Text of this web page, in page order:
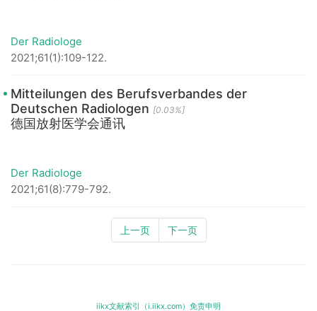
Der Radiologe
2021;61(1):109-122.
Mitteilungen des Berufsverbandes der
Deutschen Radiologen [0.03%]
德国放射医学会通讯
Der Radiologe
2021;61(8):779-792.
上一页 下一页